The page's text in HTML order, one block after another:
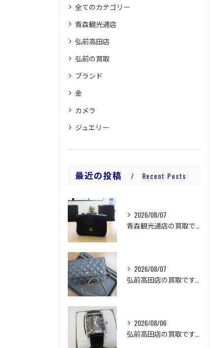
全てのカテゴリー
青森観光通店
弘前高田店
弘前の買取
ブランド
金
カメラ
ジュエリー
最近の投稿 Recent Posts
2026/08/07
青森観光通店の買取です。
2026/08/07
弘前高田店の買取です。
2026/08/06
弘前高田店の買取です。